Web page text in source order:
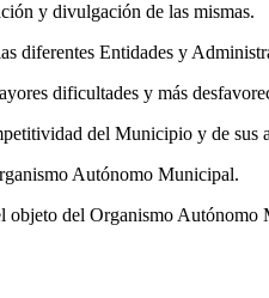
y divulgación de las mismas.
diferentes Entidades y
dificultades y más
del Municipio y de sus
Autónomo Municipal.
objeto del Organismo Autónomo